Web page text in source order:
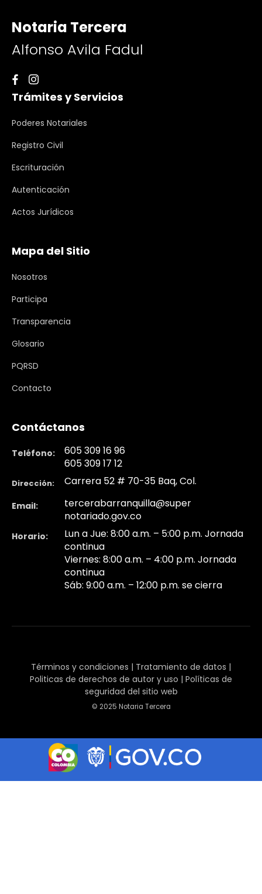
Notaria Tercera
Alfonso Avila Fadul
Trámites y Servicios
Poderes Notariales
Registro Civil
Escrituración
Autenticación
Actos Jurídicos
Mapa del Sitio
Nosotros
Participa
Transparencia
Glosario
PQRSD
Contacto
Contáctanos
Teléfono:
605 309 16 96
605 309 17 12
Dirección: Carrera 52 # 70-35 Baq, Col.
Email:
tercerabarranquilla@super
notariado.gov.co
Horario:
Lun a Jue: 8:00 a.m. – 5:00 p.m. Jornada
continua
Viernes: 8:00 a.m. – 4:00 p.m. Jornada
continua
Sáb: 9:00 a.m. – 12:00 p.m. se cierra
Términos y condiciones | Tratamiento de datos |
Politicas de derechos de autor y uso | Políticas de
seguridad del sitio web
© 2025 Notaria Tercera